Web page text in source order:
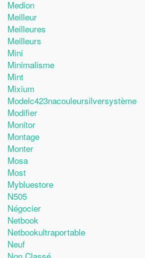
Medion
Meilleur
Meilleures
Meilleurs
Mini
Minimalisme
Mint
Mixium
Modelc423nacouleursilversystème
Modifier
Monitor
Montage
Monter
Mosa
Most
Mybluestore
N505
Négocier
Netbook
Netbookultraportable
Neuf